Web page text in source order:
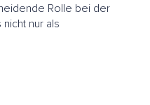
Rolle bei der
nur als